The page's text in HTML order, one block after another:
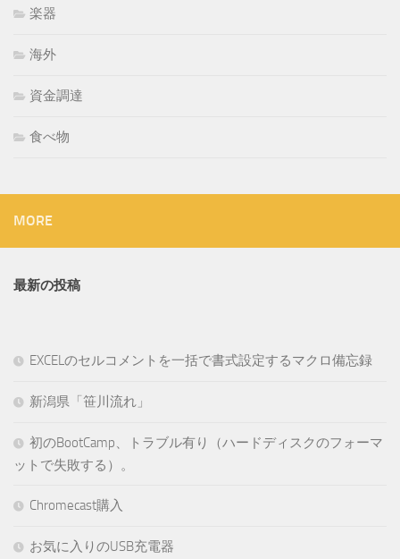
楽器
海外
資金調達
食べ物
MORE
最新の投稿
EXCELのセルコメントを一括で書式設定するマクロ備忘録
新潟県「笹川流れ」
初のBootCamp、トラブル有り（ハードディスクのフォーマ
ットで失敗する）。
Chromecast購入
お気に入りのUSB充電器